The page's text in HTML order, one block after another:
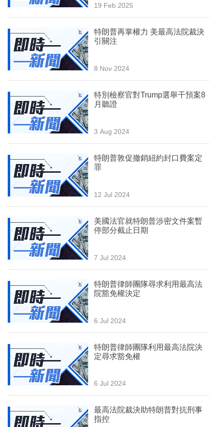
科
技
場
生
時
事
訂
閱
19 Feb 2025
特朗普再掌權力 美最高法院裁決
引關注
8 Nov 2024
特別檢察官對Trump選舉干預案8
月聽證
3 Aug 2024
特朗普敦促撤銷紐約封口費案定
罪
12 Jul 2024
美國法官就特朗普涉密文件案暫
停部分截止日期
7 Jul 2024
特朗普律師團隊尋求利用最高法
院豁免權決定
6 Jul 2024
特朗普律師團隊利用最高法院決
定尋求豁免權
6 Jul 2024
最高法院裁決助特朗普對抗刑事
指控